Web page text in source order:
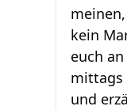
kein
euch
mittags
und